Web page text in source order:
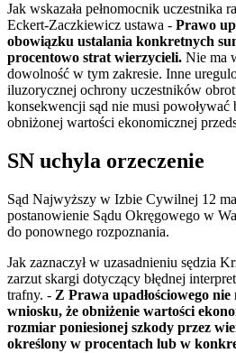
Jak wskazała pełnomocnik uczestnika
Eckert-Zaczkiewicz ustawa - Prawo
obowiązku ustalania konkretnych
procentowo strat wierzycieli. Nie ma
dowolność w tym zakresie. Inne
iluzorycznej ochrony uczestników
konsekwencji sąd nie musi powoływać
obniżonej wartości ekonomicznej
SN uchyla orzeczenie
Sąd Najwyższy w Izbie Cywilnej 12
postanowienie Sądu Okręgowego w
do ponownego rozpoznania.
Jak zaznaczył w uzasadnieniu sędzia
zarzut skargi dotyczący błędnej
trafny. - Z Prawa upadłościowego
wniosku, że obniżenie wartości
rozmiar poniesionej szkody przez
określony w procentach lub w